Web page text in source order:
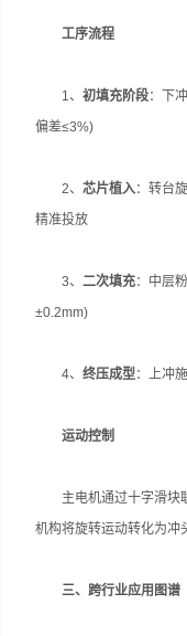
工序流程
1、初填充阶段：下
偏差≤3%)
2、芯片植入：转台
精准投放
3、二次填充：中层
±0.2mm)
4、终压成型：上冲
运动控制
主电机通过十字滑块
机构将旋转运动转化为冲
三、跨行业应用图谱